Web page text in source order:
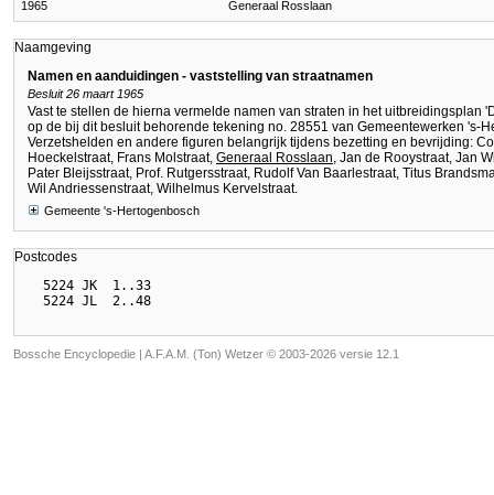
1965
Generaal Rosslaan
Naamgeving
Namen en aanduidingen - vaststelling van straatnamen
Besluit 26 maart 1965
Vast te stellen de hierna vermelde namen van straten in het uitbreidingsplan
op de bij dit besluit behorende tekening no. 28551 van Gemeentewerken 's-
Verzetshelden en andere figuren belangrijk tijdens bezetting en bevrijding:
Hoeckelstraat, Frans Molstraat, Generaal Rosslaan, Jan de Rooystraat, Jan
Pater Bleijsstraat, Prof. Rutgersstraat, Rudolf Van Baarlestraat, Titus
Wil Andriessenstraat, Wilhelmus Kervelstraat.
Gemeente 's-Hertogenbosch
Postcodes
  5224 JK  1..33
Bossche Encyclopedie | A.F.A.M. (Ton) Wetzer © 2003-2026 versie 12.1